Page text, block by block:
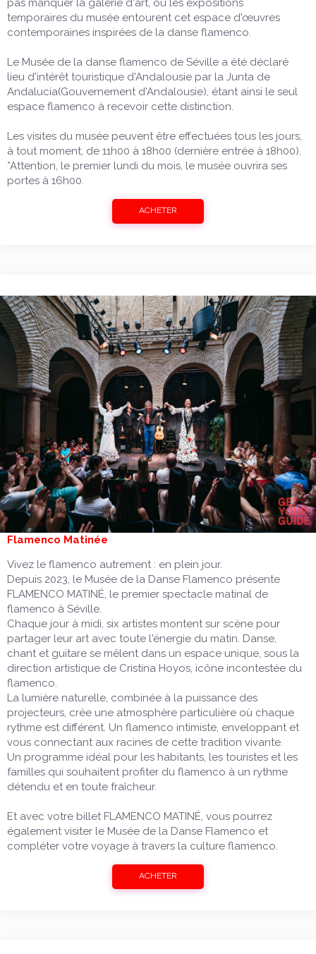
pas manquer la galerie d'art, où les expositions
temporaires du musée entourent cet espace d'œuvres
contemporaines inspirées de la danse flamenco.
Le Musée de la danse flamenco de Séville a été déclaré
lieu d'intérêt touristique d'Andalousie par la Junta de
Andalucía(Gouvernement d'Andalousie), étant ainsi le seul
espace flamenco à recevoir cette distinction.
Les visites du musée peuvent être effectuées tous les jours,
à tout moment, de 11h00 à 18h00 (dernière entrée à 18h00).
*Attention, le premier lundi du mois, le musée ouvrira ses
portes à 16h00.
ACHETER
Flamenco Matinée
Vivez le flamenco autrement : en plein jour.
Depuis 2023, le Musée de la Danse Flamenco présente
FLAMENCO MATINÉ, le premier spectacle matinal de
flamenco à Séville.
Chaque jour à midi, six artistes montent sur scène pour
partager leur art avec toute l'énergie du matin. Danse,
chant et guitare se mêlent dans un espace unique, sous la
direction artistique de Cristina Hoyos, icône incontestée du
flamenco.
La lumière naturelle, combinée à la puissance des
projecteurs, crée une atmosphère particulière où chaque
rythme est différent. Un flamenco intimiste, enveloppant et
vous connectant aux racines de cette tradition vivante.
Un programme idéal pour les habitants, les touristes et les
familles qui souhaitent profiter du flamenco à un rythme
détendu et en toute fraîcheur.
Et avec votre billet FLAMENCO MATINÉ, vous pourrez
également visiter le Musée de la Danse Flamenco et
compléter votre voyage à travers la culture flamenco.
ACHETER